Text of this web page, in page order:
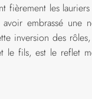
fièrement les
embrassé une
inversion des
le fils, est le reflet